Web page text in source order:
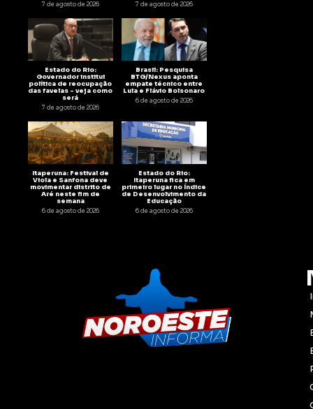
7 de agosto de 2026 7 de agosto de 2026
Estado do Rio:
Governador institui
política de reocupação
das favelas – veja como
será
7 de agosto de 2026
Brasil: Pesquisa
BTG/Nexus aponta
empate técnico entre
Lula e Flávio Bolsonaro
6 de agosto de 2026
Itaperuna: Festival de
Viola e Sanfona deve
movimentar distrito de
Aré neste fim de
semana
6 de agosto de 2026
Estado do Rio:
Itaperuna fica em
primeiro lugar no Índice
de Desenvolvimento da
Educação
6 de agosto de 2026